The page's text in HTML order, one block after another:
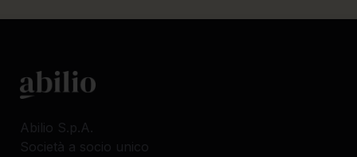
Abilio S.p.A.
Società a socio unico